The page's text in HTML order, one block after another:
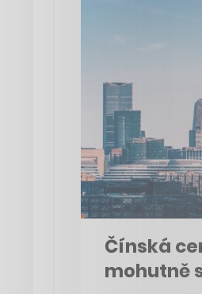
Čínská
mohutně